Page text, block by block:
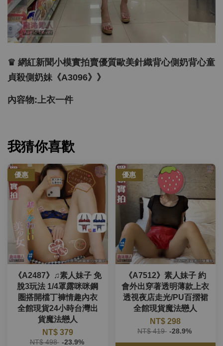
♛ 網紅新聞小模實拍賣優質歐美針織背心側奶背心童
貞殺側奶妹《A3096》》
內容物:上衣一件
我猜你喜歡
優惠
《A2487》♫素人妹子 免
脫3玩法 1/4罩露咪咪鋼
圏搭開檔丁褲情趣內衣
全館現貨24小時台灣出
貨魔法戀人
NT$ 379
NT$ 498 -23.9%
優惠
《A7512》素人妹子 約
會外出穿著透明薄款上衣
透視夜店走光/PU百摺裙
全館現貨魔法戀人
NT$ 298
NT$ 419 -28.9%